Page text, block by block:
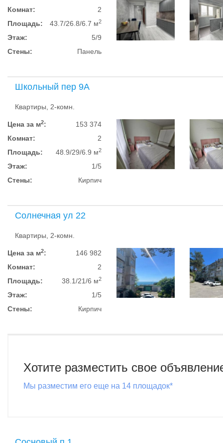
Комнат:
2
Площадь:
43.7/26.8/6.7 м2
Этаж:
5/9
Стены:
Панель
Школьный пер 9А
Квартиры, 2-комн.
Цена за м2:
153 374
Комнат:
2
Площадь:
48.9/29/6.9 м2
Этаж:
1/5
Стены:
Кирпич
Солнечная ул 22
Квартиры, 2-комн.
Цена за м2:
146 982
Комнат:
2
Площадь:
38.1/21/6 м2
Этаж:
1/5
Стены:
Кирпич
Хотите разместить свое
Мы разместим его еще на 14 площадок*